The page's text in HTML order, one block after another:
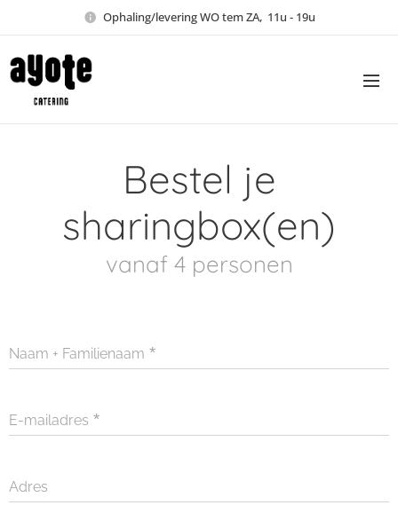
Ophaling/levering WO tem ZA, 11u - 19u
Bestel je
sharingbox(en)
vanaf 4 personen
Naam + Familienaam
E-mailadres
Adres